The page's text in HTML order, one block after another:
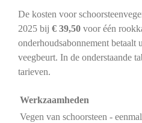
De kosten voor
2025 bij € 39,50voor één
onderhoudsabonnement betaalt
veegbeurt. In de onderstaande
tarieven.
Werkzaamheden
Vegen van schoorsteen -